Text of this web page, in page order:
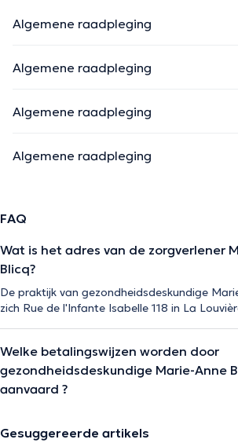
Algemene raadpleging
Algemene raadpleging
Algemene raadpleging
Algemene raadpleging
FAQ
Wat is het adres van de zorgverlener
Blicq?
De praktijk van gezondheidsdeskundige
zich Rue de l'Infante Isabelle 118 in La
Welke betalingswijzen worden door
gezondheidsdeskundige Marie-Anne
aanvaard ?
Gesuggereerde artikels